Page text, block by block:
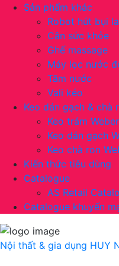
Sản phẩm khác
Robot hút bụi
Cân sức khỏe
Ghế massage
Máy lọc nước
Tăm nước
Vali kéo
Keo dán gạch & chà
Keo trám Weber
Keo dán gạch
Keo chà ron
Kiến thức tiêu dùng
Catalogue
AS Retail
Catalogue khuyến
Nội thất & gia dụng HUY